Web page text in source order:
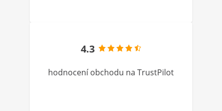
4.3
hodnocení obchodu na TrustPilot